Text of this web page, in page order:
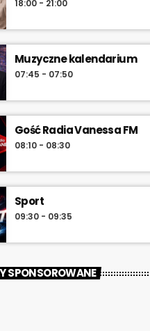
18:00 - 21:00
Muzyczne kalendarium
07:45 - 07:50
Gość Radia Vanessa FM
08:10 - 08:30
Sport
09:30 - 09:35
SPONSOROWANE